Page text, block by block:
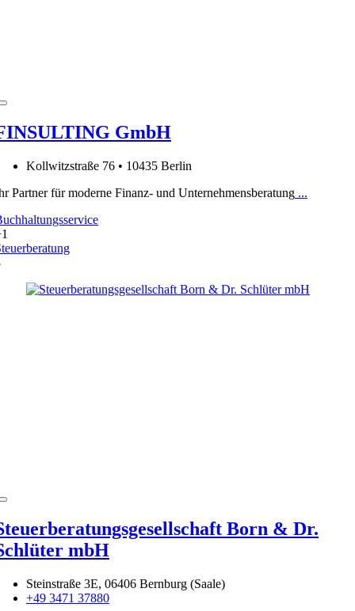
GmbH
Kollwitzstraße 76 • 10435 Berlin
Partner für moderne Finanz- und Unternehmensberatung ...
Born & Dr.
mbH
Steinstraße 3E, 06406 Bernburg (Saale)
+49 3471 37880